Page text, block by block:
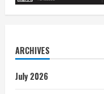
ARCHIVES
July 2026